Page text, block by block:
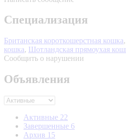
Специализация
Британская короткошерстная кошка,
кошка, Шотландская прямоухая
Сообщить о нарушении
Объявления
Активные 22
Завершенные 6
Архив 15